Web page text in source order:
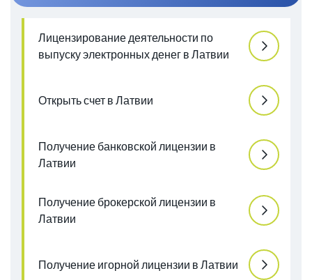
Лицензирование деятельности по
выпуску электронных денег в Латвии
Открыть счет в Латвии
Получение банковской лицензии в
Латвии
Получение брокерской лицензии в
Латвии
Получение игорной лицензии в Латвии